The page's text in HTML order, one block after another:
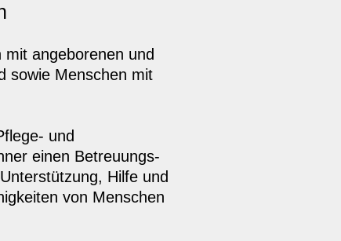
angeborenen und
sowie Menschen mit
und
einen Betreuungs-
Hilfe und
von Menschen